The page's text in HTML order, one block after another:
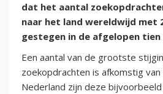
dat het aantal
naar het land wereldwijd met
gestegen in de afgelopen tien
Een aantal van de grootste
zoekopdrachten is afkomstig van
Nederland zijn deze